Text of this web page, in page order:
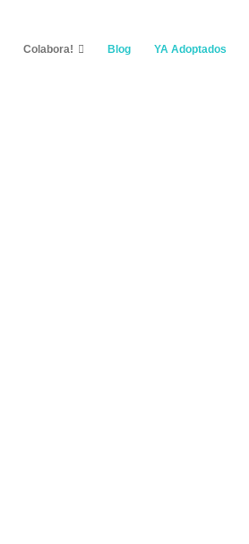
Colabora! Blog YA Adoptados